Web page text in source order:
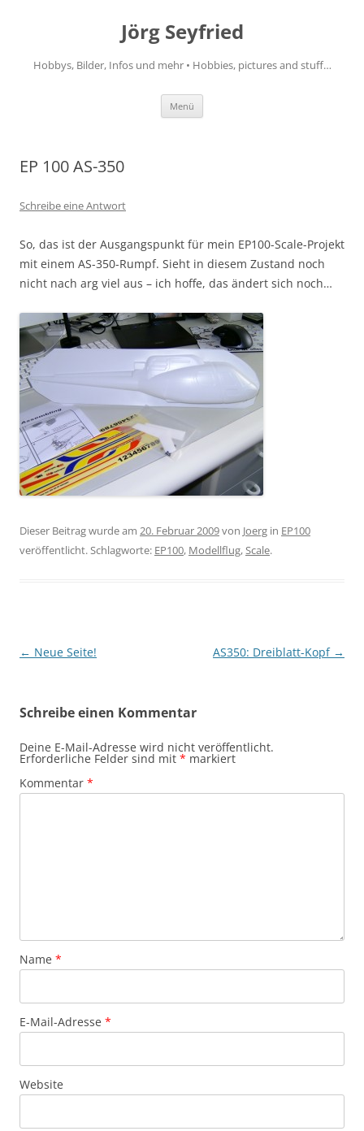
Jörg Seyfried
Hobbys, Bilder, Infos und mehr • Hobbies, pictures and stuff…
Menü
EP 100 AS-350
Schreibe eine Antwort
So, das ist der Ausgangspunkt für mein EP100-Scale-Projekt
mit einem AS-350-Rumpf. Sieht in diesem Zustand noch
nicht nach arg viel aus – ich hoffe, das ändert sich noch…
Dieser Beitrag wurde am 20. Februar 2009von Joerg in EP100
veröffentlicht. Schlagworte: EP100, Modellflug,Scale.
Beitragsnavigation
← Neue Seite! AS350: Dreiblatt-Kopf →
Schreibe einen Kommentar
Deine E-Mail-Adresse wird nicht veröffentlicht.
Erforderliche Felder sind mit * markiert
Kommentar *
Name *
E-Mail-Adresse *
Website